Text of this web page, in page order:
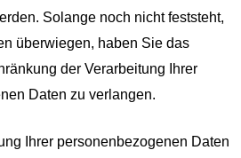
Solange noch nicht feststeht,
überwiegen, haben Sie das
der Verarbeitung Ihrer
Daten zu verlangen.
Ihrer personenbezogenen Daten